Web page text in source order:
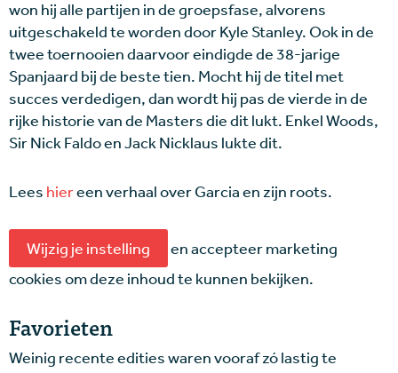
won hij alle partijen in de groepsfase, alvorens
uitgeschakeld te worden door Kyle Stanley. Ook in de
twee toernooien daarvoor eindigde de 38-jarige
Spanjaard bij de beste tien. Mocht hij de titel met
succes verdedigen, dan wordt hij pas de vierde in de
rijke historie van de Masters die dit lukt. Enkel Woods,
Sir Nick Faldo en Jack Nicklaus lukte dit.
Lees hiereen verhaal over Garcia en zijn roots.
Wijzig je instelling
en accepteer marketing
cookies om deze inhoud te kunnen bekijken.
Favorieten
Weinig recente edities waren vooraf zó lastig te